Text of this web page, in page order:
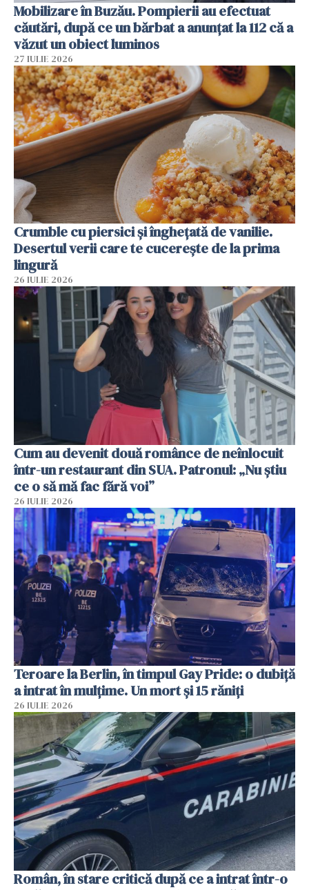
Mobilizare în Buzău. Pompierii au efectuat
căutări, după ce un bărbat a anunțat la 112 că a
văzut un obiect luminos
27 IULIE 2026
Crumble cu piersici și înghețată de vanilie.
Desertul verii care te cucerește de la prima
lingură
26 IULIE 2026
Cum au devenit două românce de neînlocuit
într-un restaurant din SUA. Patronul: „Nu știu
ce o să mă fac fără voi”
26 IULIE 2026
Teroare la Berlin, în timpul Gay Pride: o dubiță
a intrat în mulțime. Un mort și 15 răniți
26 IULIE 2026
Român, în stare critică după ce a intrat într-o